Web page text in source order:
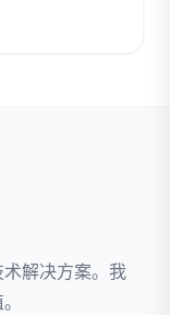
解决方案。我